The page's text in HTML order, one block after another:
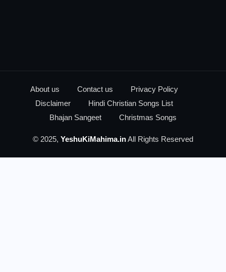
About us Contact us
Privacy Policy
Disclaimer
Hindi Christian Songs List
Bhajan Sangeet
Christmas Songs
© 2025, YeshuKiMahima.inAll Rights Reserved